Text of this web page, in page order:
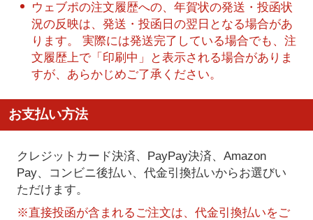
ウェブポの注文履歴への、年賀状の発送・投函状
況の反映は、発送・投函日の翌日となる場合があ
ります。 実際には発送完了している場合でも、注
文履歴上で「印刷中」と表示される場合がありま
すが、あらかじめご了承ください。
お支払い方法
クレジットカード決済、PayPay決済、Amazon
Pay、コンビニ後払い、代金引換払いからお選びい
ただけます。
※直接投函が含まれるご注文は、代金引換払いをご